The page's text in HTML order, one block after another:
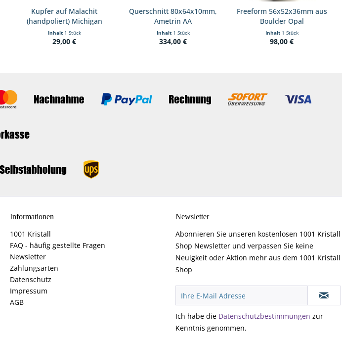
Kupfer auf Malachit
(handpoliert) Michigan
(USA)
Inhalt 1 Stück
29,00 €
Querschnitt 80x64x10mm,
Ametrin AA
Inhalt 1 Stück
334,00 €
Freeform 56x52x36mm aus
Boulder Opal
Inhalt 1 Stück
98,00 €
Informationen
1001 Kristall
FAQ - häufig gestellte Fragen
Newsletter
Zahlungsarten
Datenschutz
Impressum
AGB
Newsletter
Abonnieren Sie unseren kostenlosen 1001 Kristall
Shop Newsletter und verpassen Sie keine
Neuigkeit oder Aktion mehr aus dem 1001 Kristall
Shop
Ich habe die Datenschutzbestimmungen zur
Kenntnis genommen.